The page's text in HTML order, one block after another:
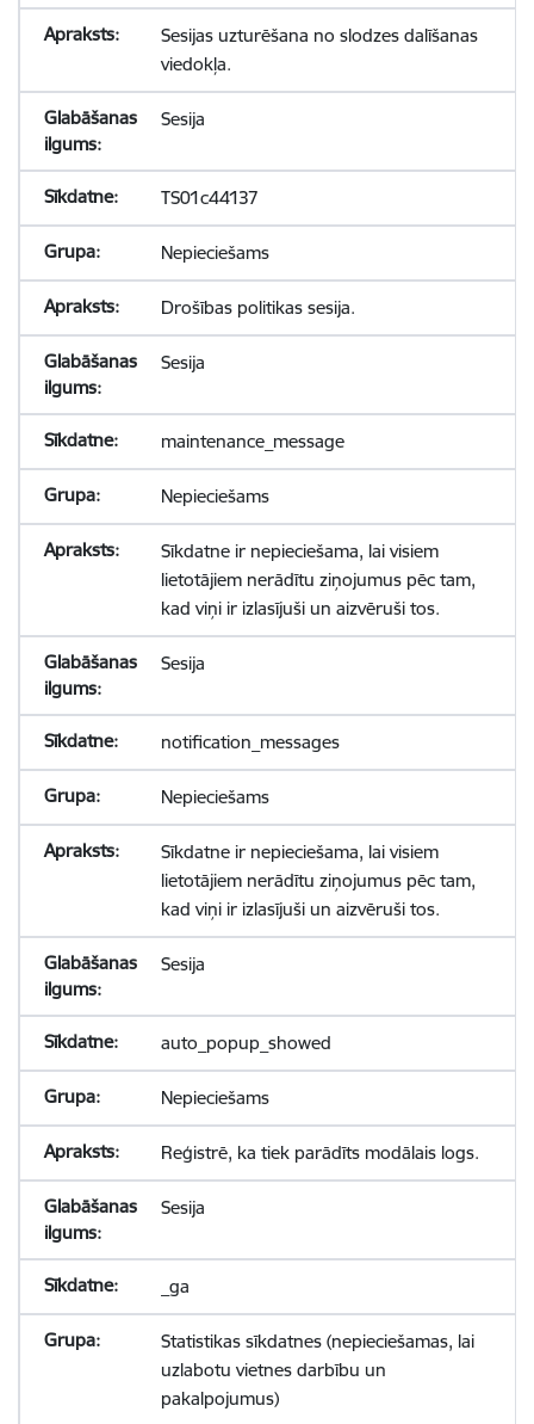
Sesijas uzturēšana no slodzes dalīšanas
viedokļa.
Sesija
TS01c44137
Nepieciešams
Drošības politikas sesija.
Sesija
maintenance_message
Nepieciešams
Sīkdatne ir nepieciešama, lai visiem
lietotājiem nerādītu ziņojumus pēc tam,
kad viņi ir izlasījuši un aizvēruši tos.
Sesija
notification_messages
Nepieciešams
Sīkdatne ir nepieciešama, lai visiem
lietotājiem nerādītu ziņojumus pēc tam,
kad viņi ir izlasījuši un aizvēruši tos.
Sesija
auto_popup_showed
Nepieciešams
Reģistrē, ka tiek parādīts modālais logs.
Sesija
_ga
Statistikas sīkdatnes (nepieciešamas, lai
uzlabotu vietnes darbību un
pakalpojumus)